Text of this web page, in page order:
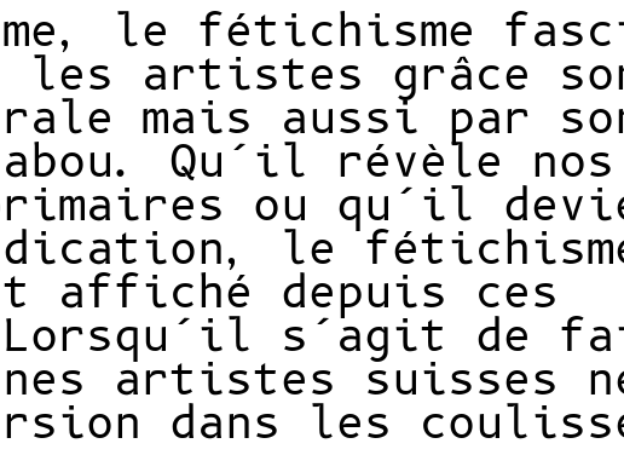
le fétichisme
les artistes grâce
mais aussi par
Qu’il révèle nos
ou qu’il
le
affiché depuis ces
Lorsqu’il s’agit de
artistes suisses
dans les